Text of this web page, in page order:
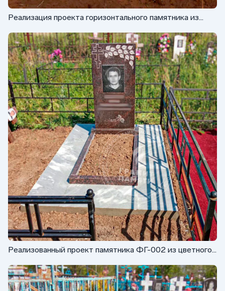
Реализация проекта горизонтального памятника из
Реализованный проект памятника ФГ-002 из цветного